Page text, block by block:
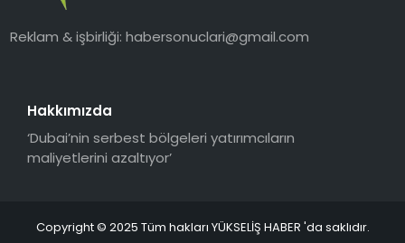
Reklam & işbirliği:habersonuclari@gmail.com
Hakkımızda
‘Dubai’nin serbest bölgeleri yatırımcıların
maliyetlerini azaltıyor’
Copyright © 2025 Tüm hakları YÜKSELİŞ HABER 'da saklıdır.